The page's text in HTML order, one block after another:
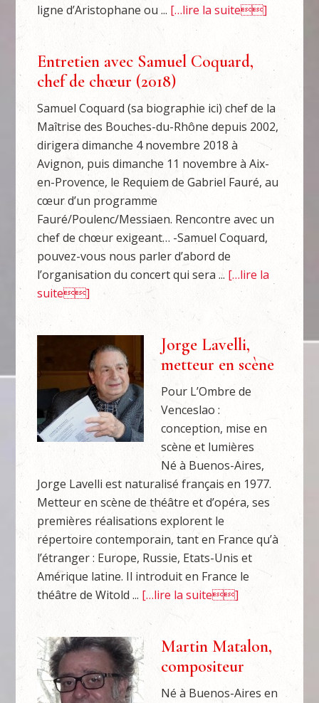
ligne d’Aristophane ou ... […lire la suite]
Entretien avec Samuel Coquard,
chef de chœur (2018)
Samuel Coquard (sa biographie ici) chef de la
Maîtrise des Bouches-du-Rhône depuis 2002,
dirigera dimanche 4 novembre 2018 à
Avignon, puis dimanche 11 novembre à Aix-
en-Provence, le Requiem de Gabriel Fauré, au
cœur d’un programme
Fauré/Poulenc/Messiaen. Rencontre avec un
chef de chœur exigeant… -Samuel Coquard,
pouvez-vous nous parler d’abord de
l’organisation du concert qui sera ... […lire la
suite]
Jorge Lavelli,
metteur en scène
Pour L’Ombre de
Venceslao :
conception, mise en
scène et lumières
Né à Buenos-Aires,
Jorge Lavelli est naturalisé français en 1977.
Metteur en scène de théâtre et d’opéra, ses
premières réalisations explorent le
répertoire contemporain, tant en France qu’à
l’étranger : Europe, Russie, Etats-Unis et
Amérique latine. Il introduit en France le
théâtre de Witold ... […lire la suite]
Martin Matalon,
compositeur
Né à Buenos-Aires en